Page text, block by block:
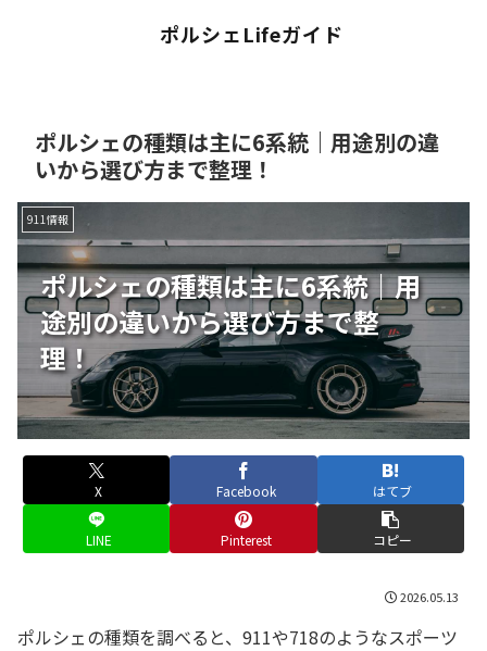
ポルシェLifeガイド
ポルシェの種類は主に6系統｜用途別の違
いから選び方まで整理！
ポルシェの種類は主に6系統｜用
途別の違いから選び方まで整
理！
911情報
X Facebook はてブ
LINE Pinterest コピー
2026.05.13
ポルシェの種類を調べると、911や718のようなスポーツ